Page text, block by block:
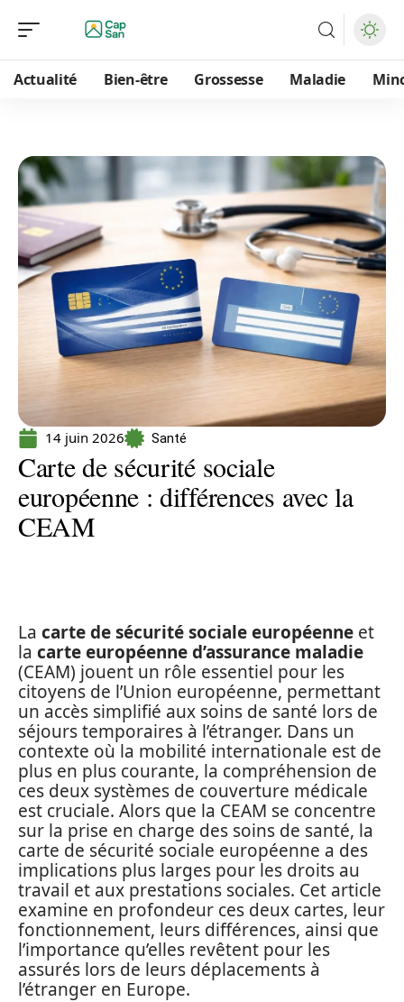
Actualité Bien-être Grossesse Maladie
14 juin 2026 Santé
Carte de sécurité sociale
européenne : différences avec la
CEAM
La carte de sécurité sociale européenne et
la carte européenne d’assurance maladie
(CEAM) jouent un rôle essentiel pour les
citoyens de l’Union européenne, permettant
un accès simplifié aux soins de santé lors de
séjours temporaires à l’étranger. Dans un
contexte où la mobilité internationale est de
plus en plus courante, la compréhension de
ces deux systèmes de couverture médicale
est cruciale. Alors que la CEAM se concentre
sur la prise en charge des soins de santé, la
carte de sécurité sociale européenne a des
implications plus larges pour les droits au
travail et aux prestations sociales. Cet article
examine en profondeur ces deux cartes, leur
fonctionnement, leurs différences, ainsi que
l’importance qu’elles revêtent pour les
assurés lors de leurs déplacements à
l’étranger en Europe.